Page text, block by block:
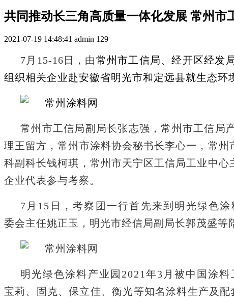
共同推动长三角高质量一体化发展 常州
2021-07-19 14:48:41 admin 129
7月15-16日，由常州市工信局、经开区经发
组织相关企业赴安徽省明光市和定远县就生态环
常州市工信局副局长张志强，常州市工信局
理王留方，常州市涂料协会秘书长李心一，常
科副科长钱柯琪，常州市天宁区工信局工业中
企业代表参与考察。
7月15日，考察团 一行首先来到 明光绿色涂
委会主任姚正玉，明光市经信局副局长郭茂盛等
明光绿色涂料产业园 2021年3月被中国涂料
宝莉、固克、保立佳、衡光等知名涂料生产及配